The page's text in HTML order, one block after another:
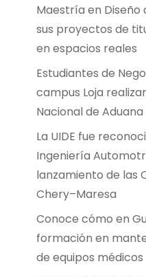
Maestría en
sus proyectos de
en espacios reales
Estudiantes de
campus Loja
Nacional de
La UIDE fue
Ingeniería
lanzamiento de las
Chery–Maresa
Conoce cómo en
formación en
de equipos médicos